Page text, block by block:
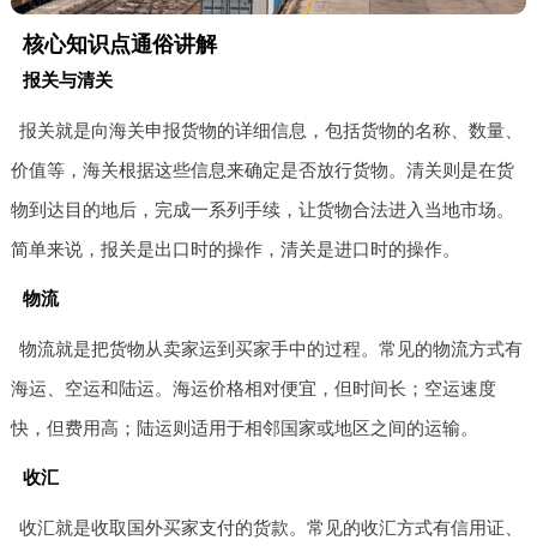
核心知识点通俗讲解
报关与清关
报关就是向海关申报货物的详细信息，包括货物的名称、数量、
价值等，海关根据这些信息来确定是否放行货物。清关则是在货
物到达目的地后，完成一系列手续，让货物合法进入当地市场。
简单来说，报关是出口时的操作，清关是进口时的操作。
物流
物流就是把货物从卖家运到买家手中的过程。常见的物流方式有
海运、空运和陆运。海运价格相对便宜，但时间长；空运速度
快，但费用高；陆运则适用于相邻国家或地区之间的运输。
收汇
收汇就是收取国外买家支付的货款。常见的收汇方式有信用证、